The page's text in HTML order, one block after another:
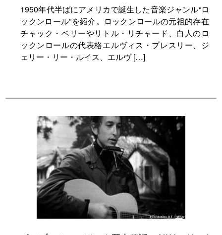
1950年代半ばにアメリカで誕生した音楽ジャンル“ロ
ックンロール”を紹介。ロックンロールの元祖的存在
チャック・ベリーやリトル・リチャード、白人のロ
ックンロールの代表格エルヴィス・プレスリー、ジ
ェリー・リー・ルイス、エルヴ […]